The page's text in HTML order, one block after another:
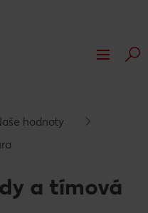
hodnoty
a tímová